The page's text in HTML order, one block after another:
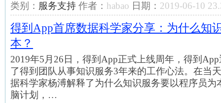
类别： 服务支持 作者： habao 日期： 2019-06-10
得到App首席数据科学家分享：为什么知
本？
2019年5月26日，得到App正式上线周年，得到
了得到团队从事知识服务3年来的工作心法。在当
据科学家杨溥解释了为什么知识服务要以程序员为
脑计划，…